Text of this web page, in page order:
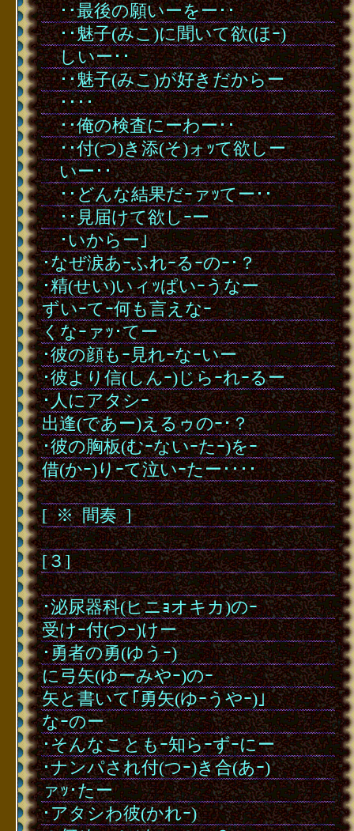
････最後の願いーをー･･
････魅子(みこ)に聞いて欲(ほｰ)
･･しいー･･
････魅子(みこ)が好きだからー
･･････
････俺の検査にーわー･･
････付(つ)き添(そ)ォｯて欲しー
･･いー･･
････どんな結果だｰァｯてー･･
････見届けて欲しｰー
･･･いからー｣
･なぜ涙あｰふれｰるｰのｰ･？
･精(せい)いィｯぱいｰうなー
ずいｰてｰ何も言えなｰ
くなｰァｯ･てー
･彼の顔もｰ見れｰなｰいー
･彼より信(しんｰ)じらｰれｰるー
･人にアタシｰ
出逢(であー)えるゥのｰ･？
･彼の胸板(むｰないｰたｰ)をｰ
借(かｰ)りｰて泣いｰたー････
･
[･※･間奏･]
･
[３]
･
･泌尿器科(ヒニｮオキカ)のｰ
受けｰ付(つｰ)けー
･勇者の勇(ゆうｰ)
に弓矢(ゆーみやｰ)のｰ
矢と書いて｢勇矢(ゆｰうやｰ)｣
なｰのー
･そんなこともｰ知らｰずｰにー
･ナンパされ付(つｰ)き合(あｰ)
ァｯ･たー
･アタシわ彼(かれｰ)